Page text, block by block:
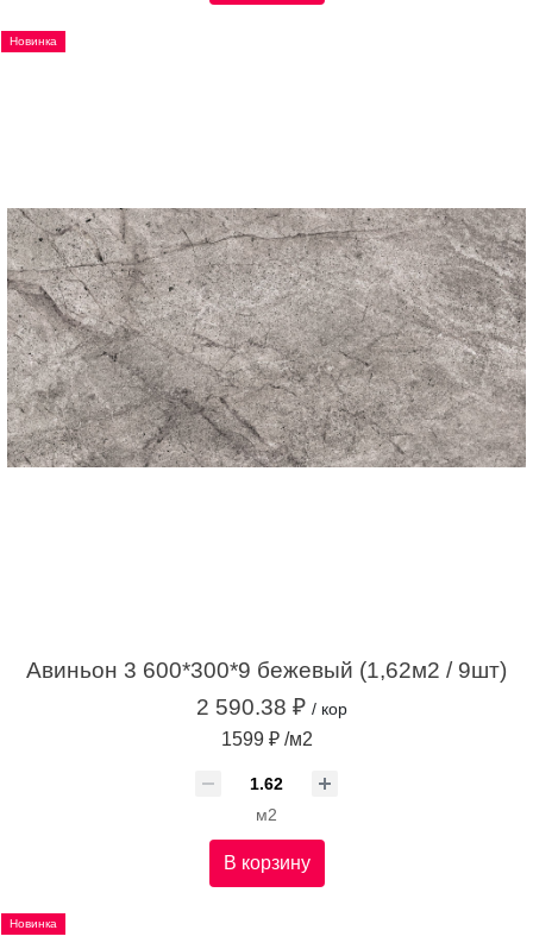
Новинка
Авиньон 3 600*300*9 бежевый (1,62м2 / 9шт)
2 590.38 ₽ / кор
1599 ₽ /м2
м2
В корзину
Новинка